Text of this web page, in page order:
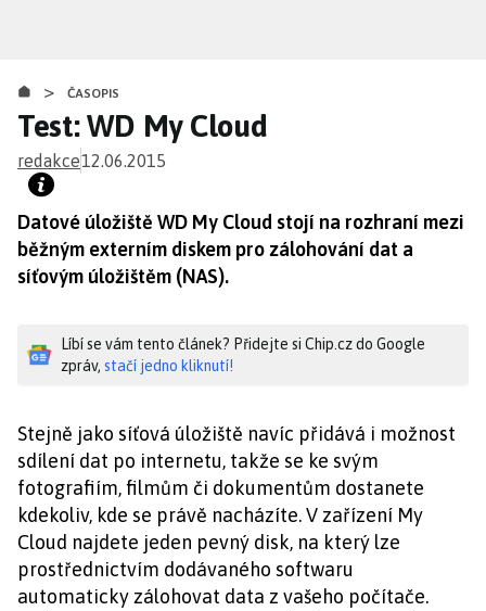
obsahu
> ČASOPIS
Test: WD My Cloud
redakce12.06.2015
Datové úložiště WD My Cloud stojí na rozhraní mezi
běžným externím diskem pro zálohování dat a
síťovým úložištěm (NAS).
Líbí se vám tento článek? Přidejte si Chip.cz do Google
zpráv, stačí jedno kliknutí!
Stejně jako síťová úložiště navíc přidává i možnost
sdílení dat po internetu, takže se ke svým
fotografiím, filmům či dokumentům dostanete
kdekoliv, kde se právě nacházíte. V zařízení My
Cloud najdete jeden pevný disk, na který lze
prostřednictvím dodávaného softwaru
automaticky zálohovat data z vašeho počítače.